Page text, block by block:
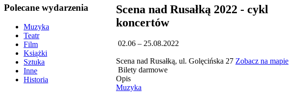
Polecane wydarzenia
Muzyka
Teatr
Film
Książki
Sztuka
Inne
Historia
Scena nad Rusałką 2022 - cykl
koncertów
02.06 – 25.08.2022
Scena nad Rusałką, ul. Golęcińska 27 Zobacz na mapie
Bilety darmowe
Opis
Muzyka